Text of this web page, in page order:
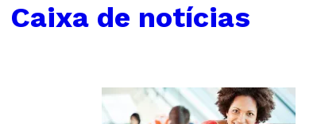
Caixa de notícias